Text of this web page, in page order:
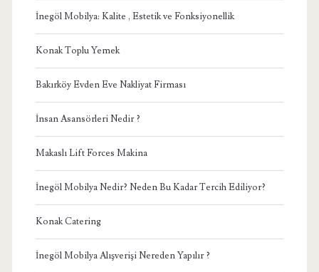
İnegöl Mobilya: Kalite , Estetik ve Fonksiyonellik
Konak Toplu Yemek
Bakırköy Evden Eve Nakliyat Firması
İnsan Asansörleri Nedir ?
Makaslı Lift Forces Makina
İnegöl Mobilya Nedir? Neden Bu Kadar Tercih Ediliyor?
Konak Catering
İnegöl Mobilya Alışverişi Nereden Yapılır ?